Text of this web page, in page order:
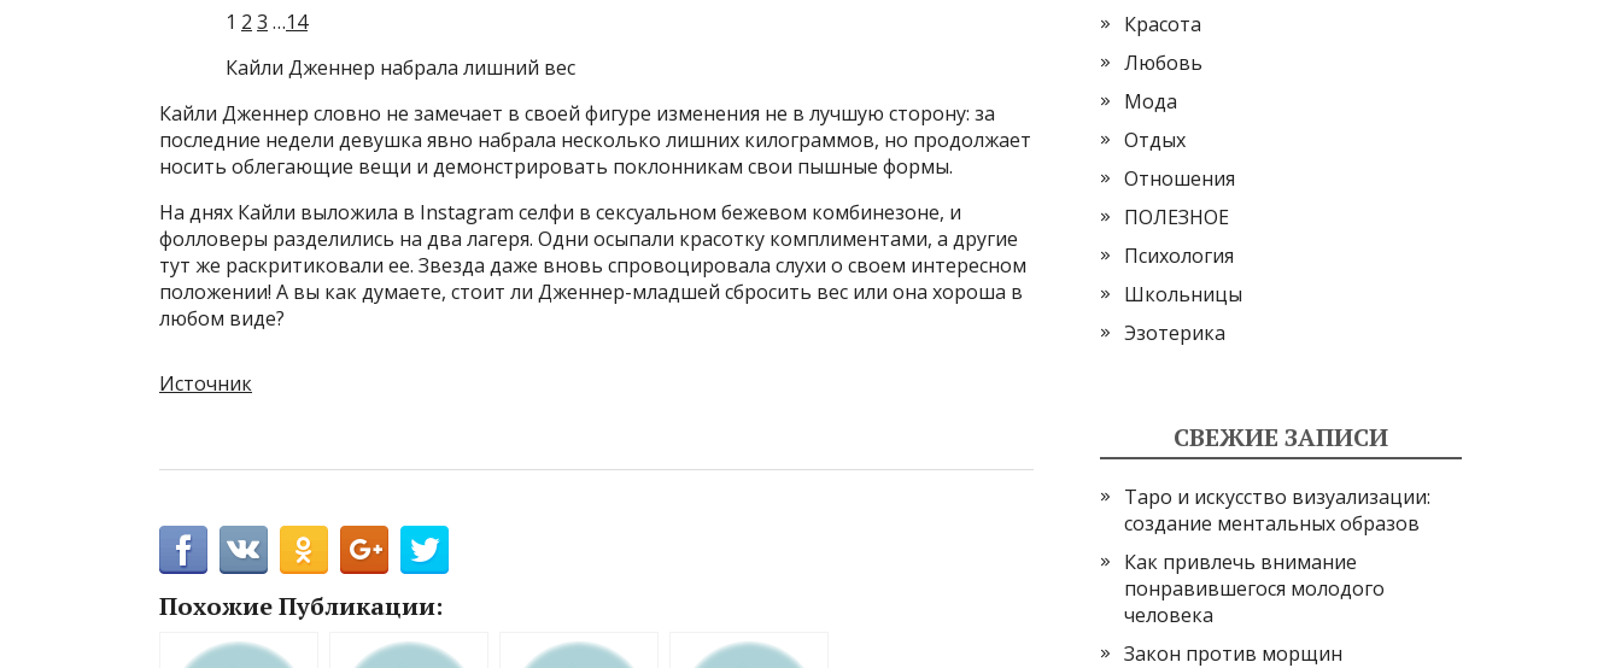
1 2 3 …14
Кайли Дженнер набрала лишний вес
Кайли Дженнер словно не замечает в своей фигуре изменения не в лучшую сторону: за
последние недели девушка явно набрала несколько лишних килограммов, но продолжает
носить облегающие вещи и демонстрировать поклонникам свои пышные формы.
На днях Кайли выложила в Instagram селфи в сексуальном бежевом комбинезоне, и
фолловеры разделились на два лагеря. Одни осыпали красотку комплиментами, а другие
тут же раскритиковали ее. Звезда даже вновь спровоцировала слухи о своем интересном
положении! А вы как думаете, стоит ли Дженнер-младшей сбросить вес или она хороша в
любом виде?
Источник
Похожие Публикации:
Красота
Любовь
Мода
Отдых
Отношения
ПОЛЕЗНОЕ
Психология
Школьницы
Эзотерика
СВЕЖИЕ ЗАПИСИ
Таро и искусство визуализации:
создание ментальных образов
Как привлечь внимание
понравившегося молодого
человека
Закон против морщин